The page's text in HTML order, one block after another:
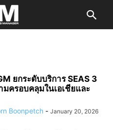
ยกระดับบริการ SEAS 3
ครอบคลุมในเอเชียและ
Boonpetch - January 20, 2026